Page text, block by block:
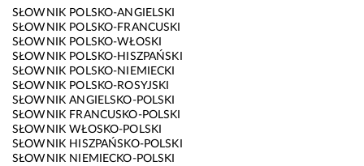
SŁOWNIK POLSKO-ANGIELSKI
SŁOWNIK POLSKO-FRANCUSKI
SŁOWNIK POLSKO-WŁOSKI
SŁOWNIK POLSKO-HISZPAŃSKI
SŁOWNIK POLSKO-NIEMIECKI
SŁOWNIK POLSKO-ROSYJSKI
SŁOWNIK ANGIELSKO-POLSKI
SŁOWNIK FRANCUSKO-POLSKI
SŁOWNIK WŁOSKO-POLSKI
SŁOWNIK HISZPAŃSKO-POLSKI
SŁOWNIK NIEMIECKO-POLSKI